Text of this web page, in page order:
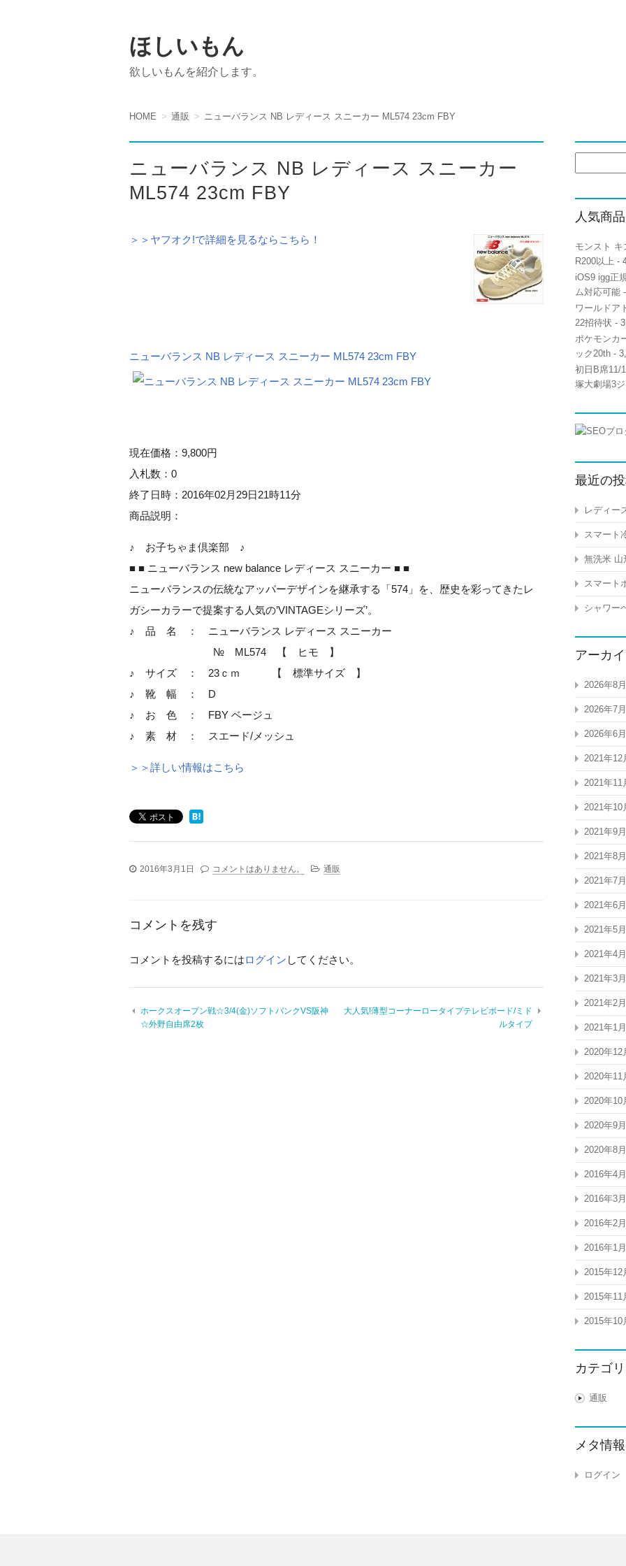
ほしいもん
欲しいもんを紹介します。
HOME 通販 ニューバランス NB レディース スニーカー ML574 23cm FBY
ニューバランス NB レディース スニーカー
ML574 23cm FBY
＞＞ヤフオク!で詳細を見るならこちら！
ニューバランス NB レディース スニーカー ML574 23cm FBY
現在価格：9,800円
入札数：0
終了日時：2016年02月29日21時11分
商品説明：
♪ お子ちゃま倶楽部 ♪
■ ■ ニューバランス new balance レディース スニーカー ■ ■
ニューバランスの伝統なアッパーデザインを継承する「574」を、歴史を彩ってきたレ
ガシーカラーで提案する人気の’VINTAGEシリーズ’。
♪ 品 名 ： ニューバランス レディース スニーカー
№ ML574 【 ヒモ 】
♪ サイズ ： 23ｃｍ 【 標準サイズ 】
♪ 靴 幅 ： D
♪ お 色 ： FBY ベージュ
♪ 素 材 ： スエード/メッシュ
＞＞詳しい情報はこちら
2016年3月1日 コメントはありません。 通販
コメントを残す
コメントを投稿するにはログイン してください。
ホークスオープン戦☆3/4(金)ソフトバンクVS阪神
☆外野自由席2枚
大人気!薄型コーナーロータイプテレビボード/ミド
ルタイプ
索:
人気商
モンスト
R200以上 -
iOS9 igg正
ム対応可能
ワールドア
22招待状 -
ポケモンカ
ック20th -
初日B席11/
塚大劇場3ジ
最近の
レディー
スマート
無洗米 山
スマート
シャワー
アーカ
2026年8月
2026年7月
2026年6月
2021年12
2021年11
2021年10
2021年9月
2021年8月
2021年7月
2021年6月
2021年5月
2021年4月
2021年3月
2021年2月
2021年1月
2020年12
2020年11
2020年10
2020年9月
2020年8月
2016年4月
2016年3月
2016年2月
2016年1月
2015年12
2015年11
2015年10
カテゴ
通販
メタ情報
ログイン